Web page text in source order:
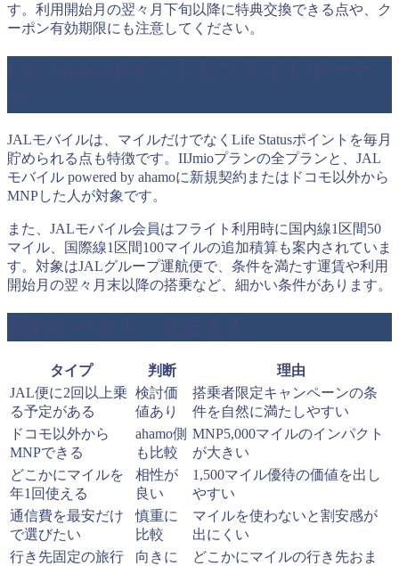
す。利用開始月の翌々月下旬以降に特典交換できる点や、ク
ーポン有効期限にも注意してください。
JALモバイルは、マイルだけでなくLife Statusポイントを毎月
貯められる点も特徴です。IIJmioプランの全プランと、JAL
モバイル powered by ahamoに新規契約またはドコモ以外から
MNPした人が対象です。
また、JALモバイル会員はフライト利用時に国内線1区間50
マイル、国際線1区間100マイルの追加積算も案内されていま
す。対象はJALグループ運航便で、条件を満たす運賃や利用
開始月の翌々月末以降の搭乗など、細かい条件があります。
タイプ 判断
理由
JAL便に2回以上乗
る予定がある
検討価
値あり
搭乗者限定キャンペーンの条
件を自然に満たしやすい
ドコモ以外から
MNPできる
ahamo側
も比較
MNP5,000マイルのインパクト
が大きい
どこかにマイルを
年1回使える
相性が
良い
1,500マイル優待の価値を出し
やすい
通信費を最安だけ
で選びたい
慎重に
比較
マイルを使わないと割安感が
出にくい
行き先固定の旅行
向きに
どこかにマイルの行き先おま